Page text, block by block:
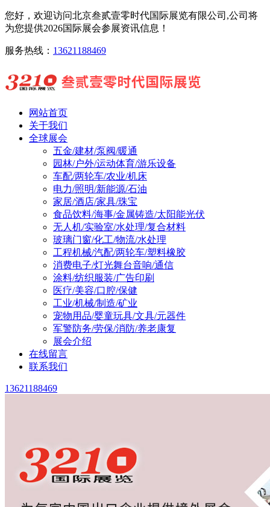
您好，欢迎访问北京叁贰壹零时代国际展览有限公司,公司将
为您提供2026国际展会参展资讯信息！
服务热线： 13621188469
网站首页
关于我们
全球展会
五金/建材/泵阀/暖通
园林/户外/运动体育/游乐设备
车配/两轮车/农业/机床
电力/照明/新能源/石油
家居/酒店/家具/珠宝
食品饮料/海事/金属铸造/太阳能光伏
无人机/实验室/水处理/复合材料
玻璃门窗/化工/物流/水处理
工程机械/汽配/两轮车/塑料橡胶
消费电子/灯光舞台音响/通信
涂料/纺织服装/广告印刷
医疗/美容/口腔/保健
工业/机械/制造/矿业
宠物用品/婴童玩具/文具/元器件
军警防务/劳保/消防/养老康复
展会介绍
在线留言
联系我们
13621188469